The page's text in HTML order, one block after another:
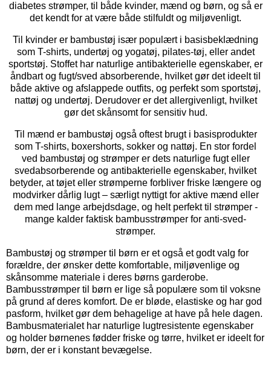
diabetes strømper, til både kvinder, mænd og børn, og så er
det kendt for at være både stilfuldt og miljøvenligt.
Til kvinder er bambustøj især populært i basisbeklædning
som T-shirts, undertøj og yogatøj, pilates-tøj, eller andet
sportstøj. Stoffet har naturlige antibakterielle egenskaber, er
åndbart og fugt/sved absorberende, hvilket gør det ideelt til
både aktive og afslappede outfits, og perfekt som sportstøj,
nattøj og undertøj. Derudover er det allergivenligt, hvilket
gør det skånsomt for sensitiv hud.
Til mænd er bambustøj også oftest brugt i basisprodukter
som T-shirts, boxershorts, sokker og nattøj. En stor fordel
ved bambustøj og strømper er dets naturlige fugt eller
svedabsorberende og antibakterielle egenskaber, hvilket
betyder, at tøjet eller strømperne forbliver friske længere og
modvirker dårlig lugt – særligt nyttigt for aktive mænd eller
dem med lange arbejdsdage, og helt perfekt til strømper -
mange kalder faktisk bambusstrømper for anti-sved-
strømper.
Bambustøj og strømper til børn er et også et godt valg for
forældre, der ønsker dette komfortable, miljøvenlige og
skånsomme materiale i deres børns garderobe.
Bambusstrømper til børn er lige så populære som til voksne
på grund af deres komfort. De er bløde, elastiske og har god
pasform, hvilket gør dem behagelige at have på hele dagen.
Bambusmaterialet har naturlige lugtresistente egenskaber
og holder børnenes fødder friske og tørre, hvilket er ideelt for
børn, der er i konstant bevægelse.